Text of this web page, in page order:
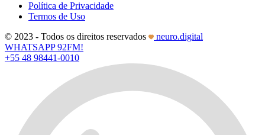
Política de Privacidade
Termos de Uso
© 2023 - Todos os direitos reservados
neuro.digital
WHATSAPP 92FM!
+55 48 98441-0010